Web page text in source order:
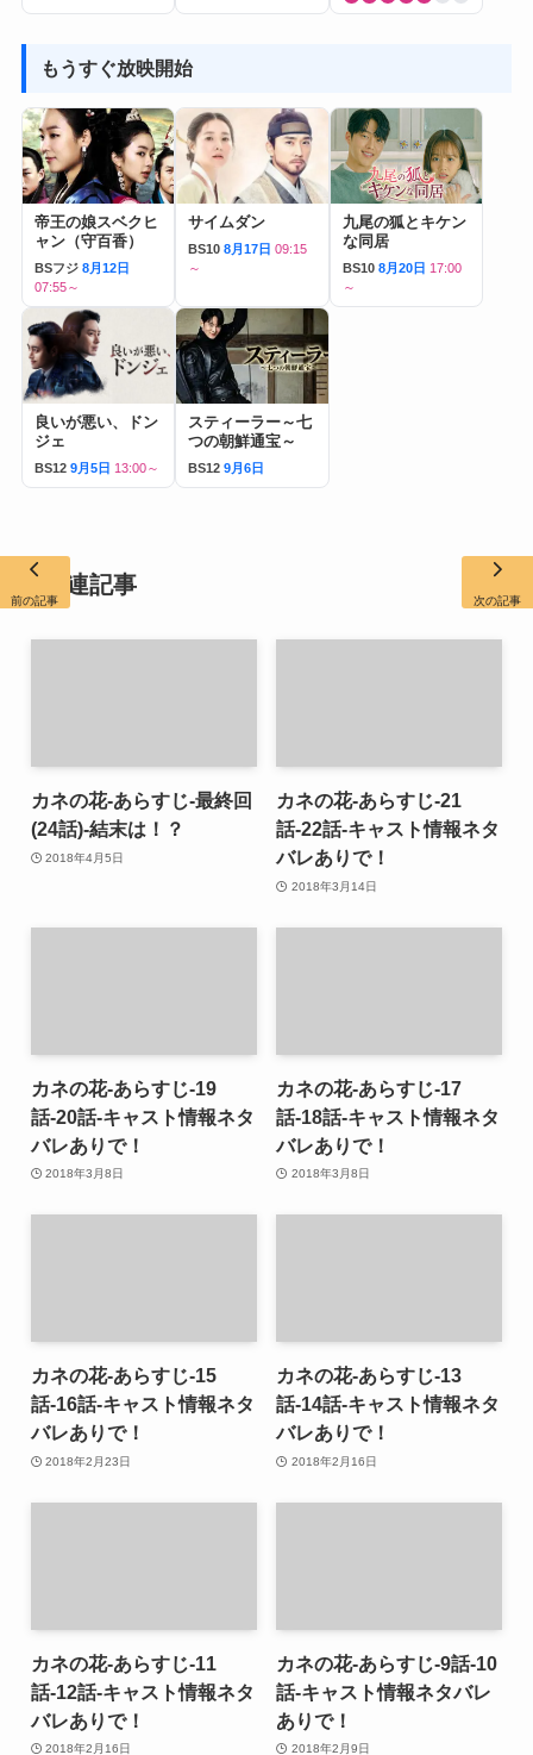
もうすぐ放映開始
帝王の娘スベクヒ
ャン（守百香）
BSフジ 8月12日
07:55～
サイムダン
BS10 8月17日 09:15
～
九尾の狐とキケン
な同居
BS10 8月20日 17:00
～
良いが悪い、ドン
ジェ
BS12 9月5日 13:00～
スティーラー～七
つの朝鮮通宝～
BS12 9月6日
関連記事
カネの花-あらすじ-最終回
(24話)-結末は！？
2018年4月5日
カネの花-あらすじ-21
話-22話-キャスト情報ネタ
バレありで！
2018年3月14日
カネの花-あらすじ-19
話-20話-キャスト情報ネタ
バレありで！
2018年3月8日
カネの花-あらすじ-17
話-18話-キャスト情報ネタ
バレありで！
2018年3月8日
カネの花-あらすじ-15
話-16話-キャスト情報ネタ
バレありで！
2018年2月23日
カネの花-あらすじ-13
話-14話-キャスト情報ネタ
バレありで！
2018年2月16日
カネの花-あらすじ-11
話-12話-キャスト情報ネタ
バレありで！
2018年2月16日
カネの花-あらすじ-9話-10
話-キャスト情報ネタバレ
ありで！
2018年2月9日
前の記事 次の記事